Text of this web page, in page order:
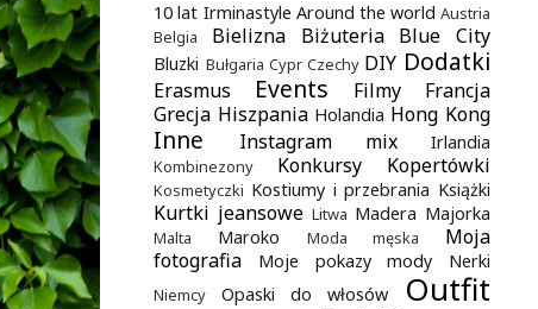
10 lat Irminastyle Around the world Austria
Belgia
Bielizna Biżuteria Blue City
Bluzki Bułgaria Cypr Czechy DIY Dodatki
Erasmus Events Filmy
Francja
Grecja Hiszpania Holandia Hong Kong
Inne Instagram mix Irlandia
Kombinezony Konkursy Kopertówki
Kosmetyczki Kostiumy i przebrania Książki
Kurtki jeansowe Litwa Madera Majorka
Malta Maroko Moda męska
Moja
fotografia
Moje pokazy mody Nerki
Niemcy Opaski do włosów Outfit